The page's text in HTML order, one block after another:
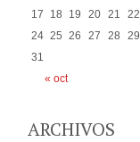
« oct
17
18 19 20 21 22
24 25 26 27 28 29
31
ARCHIVOS